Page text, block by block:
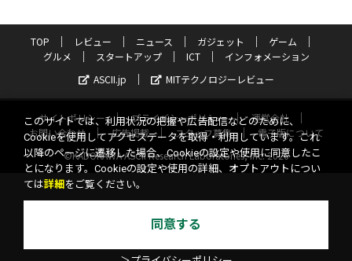
TOP レビュー ニュース ガジェット
ゲーム
グルメ
スタートアップ ICT
インフォメーション
ASCII.jp
MITテクノロジーレビュー
サイトポリシー プライバシーポリシー
運営会社
お問い合わせ
広告掲載 スタッフ募集
電子版について
©KADOKAWA ASCII Research Laboratories, Inc. 2026
このサイトでは、利用状況の把握や広告配信などのために、
Cookieを使用してアクセスデータを取得・利用しています。これ
以降のページに遷移した場合、Cookieの設定や使用に同意したこ
とになります。Cookieの設定や使用の詳細、オプトアウトについ
ては詳細 をご覧ください。
同意する